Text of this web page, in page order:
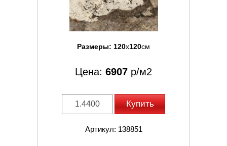
Размеры: 120x120см
Цена: 6907 р/м2
Купить
Артикул: 138851